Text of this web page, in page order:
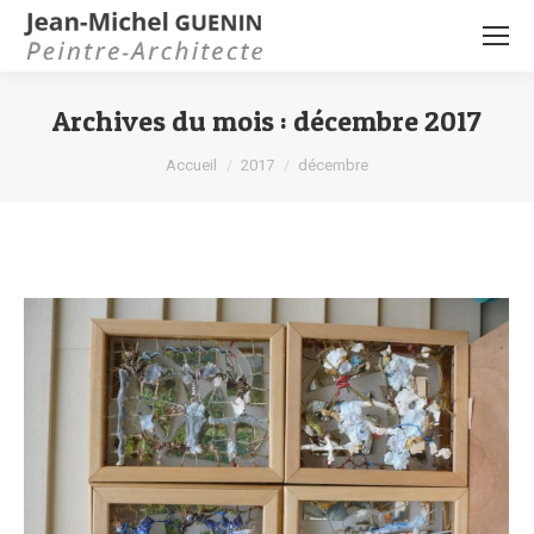
Archives du mois : décembre 2017
Vous êtes ici :
Accueil 2017 décembre